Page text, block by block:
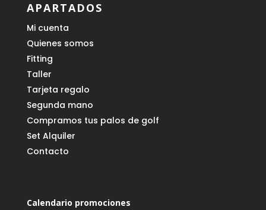
APARTADOS
Mi cuenta
Quienes somos
Fitting
Taller
Tarjeta regalo
Segunda mano
Compramos tus palos de golf
Set Alquiler
Contacto
Calendario promociones